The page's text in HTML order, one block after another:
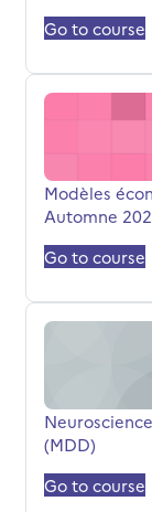
Go to course
Modèles
Titolo del
Modèles
Automne
Go to course
Titolo del
(MDD)
Go to course